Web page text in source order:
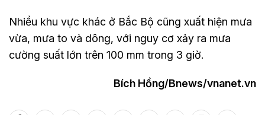
Nhiều khu vực khác ở Bắc Bộ cũng xuất hiện mưa
vừa, mưa to và dông, với nguy cơ xảy ra mưa
cường suất lớn trên 100 mm trong 3 giờ.
Bích Hồng/Bnews/vnanet.vn